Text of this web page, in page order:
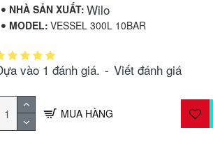
NHÀ SẢN XUẤT: Wilo
MODEL: VESSEL 300L 10BAR
vào 1 đánh giá. - Viết đánh giá
MUA HÀNG